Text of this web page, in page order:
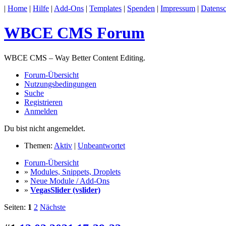
| Home | Hilfe | Add-Ons | Templates | Spenden | Impressum |
WBCE CMS Forum
WBCE CMS – Way Better Content Editing.
Forum-Übersicht
Nutzungsbedingungen
Suche
Registrieren
Anmelden
Du bist nicht angemeldet.
Themen: Aktiv | Unbeantwortet
Forum-Übersicht
» Modules, Snippets, Droplets
» Neue Module / Add-Ons
» VegasSlider (vslider)
Seiten: 1 2 Nächste